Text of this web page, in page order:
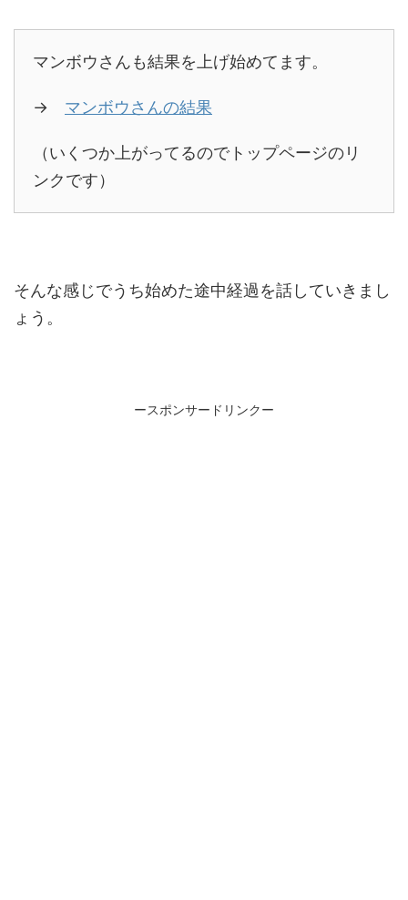
マンボウさんも結果を上げ始めてます。
→ マンボウさんの結果
（いくつか上がってるのでトップページのリ
ンクです）
そんな感じでうち始めた途中経過を話していきまし
ょう。
ースポンサードリンクー